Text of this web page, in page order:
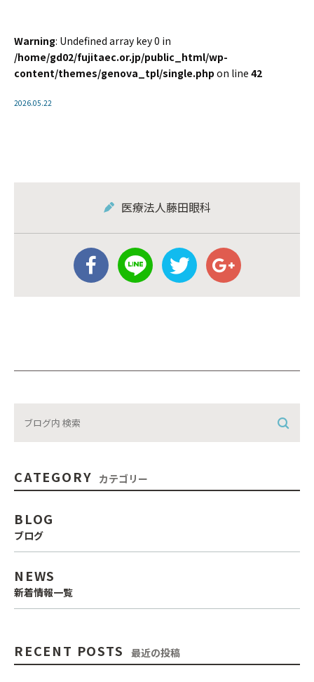
Warning: Undefined array key 0 in
/home/gd02/fujitaec.or.jp/public_html/wp-
content/themes/genova_tpl/single.php on line 42
2026.05.22
医療法人藤田眼科
CATEGORY カテゴリー
BLOG
ブログ
NEWS
新着情報一覧
RECENT POSTS 最近の投稿